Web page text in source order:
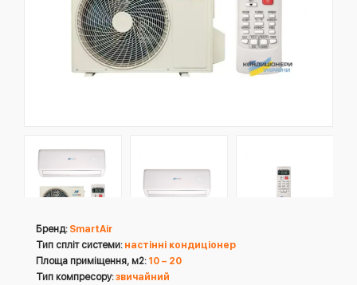
Бренд: SmartAir
Тип спліт системи: настінні кондиціонер
Площа приміщення, м2: 10 – 20
Тип компресору:звичайний